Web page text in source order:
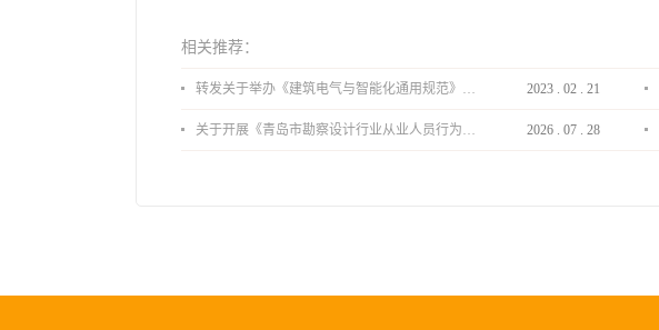
相关推荐：
转发关于举办《建筑电气与智能化通用规范》 GB55024-2022公益宣贯的通知 2023 . 02 . 21
关于开展《青岛市勘察设计行业从业人员行为导则》、《青岛市住宅工程设计审查品质提升指引（2026版）》宣贯活动的通知 2026 . 07 . 28